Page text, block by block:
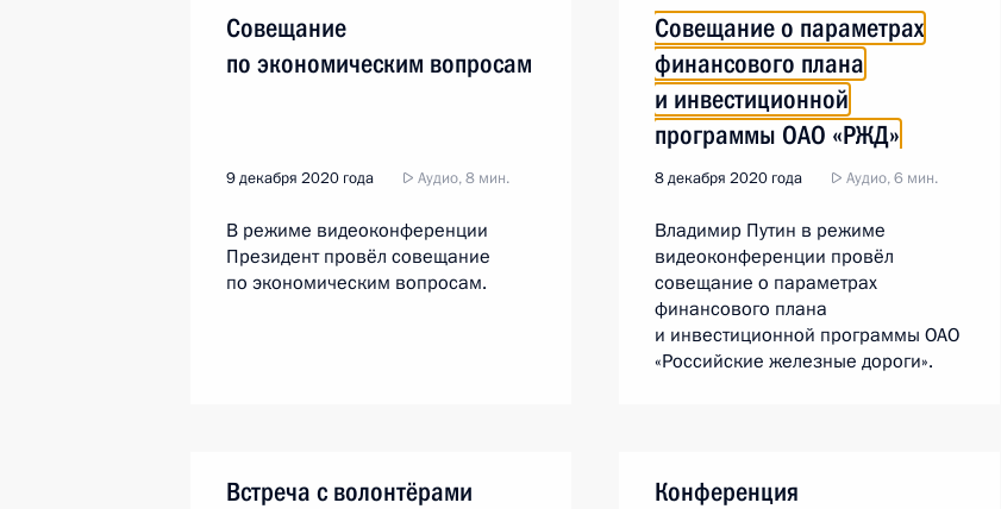
Совещание
по экономическим вопросам
9 декабря 2020 года Аудио, 8 мин.
В режиме видеоконференции
Президент провёл совещание
по экономическим вопросам.
Совещание о параметрах
финансового плана
и инвестиционной
программы ОАО «РЖД»
8 декабря 2020 года Аудио, 6 мин.
Владимир Путин в режиме
видеоконференции провёл
совещание о параметрах
финансового плана
и инвестиционной программы ОАО
«Российские железные дороги».
Встреча с волонтёрами
Конференция